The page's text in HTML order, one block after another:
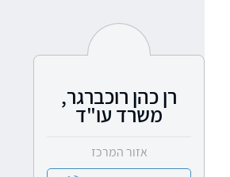
רן כהן רוכברגר,
משרד עו"ד
אזור המרכז